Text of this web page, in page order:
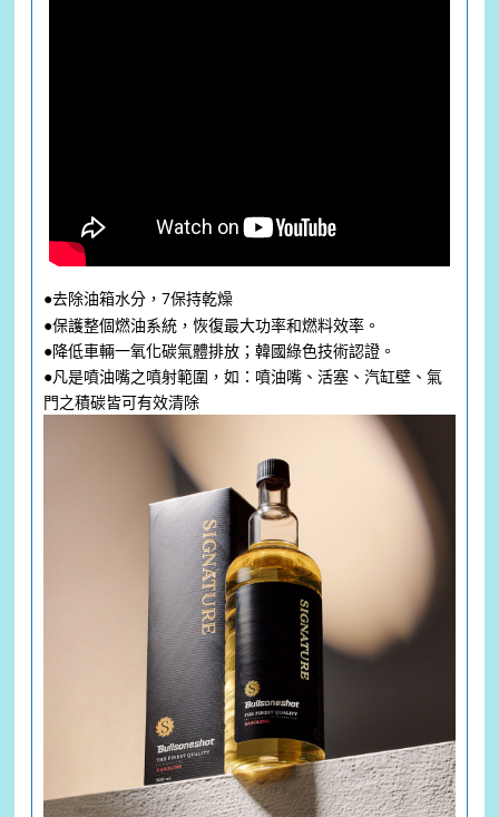
●去除油箱水分，7保持乾燥
●保護整個燃油系統，恢復最大功率和燃料效率。
●降低車輛一氧化碳氣體排放；韓國綠色技術認證。
●凡是噴油嘴之噴射範圍，如：噴油嘴、活塞、汽缸壁、氣
門之積碳皆可​有效清除